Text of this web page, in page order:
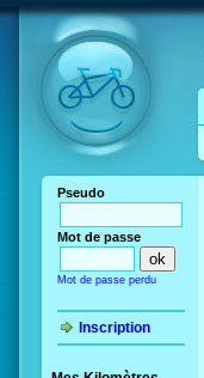
Pseudo
Mot de passe
Mot de passe perdu
Inscription